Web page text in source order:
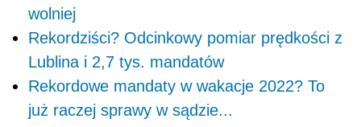
wolniej
Rekordziści? Odcinkowy pomiar prędkości z
Lublina i 2,7 tys. mandatów
Rekordowe mandaty w wakacje 2022? To
już raczej sprawy w sądzie...